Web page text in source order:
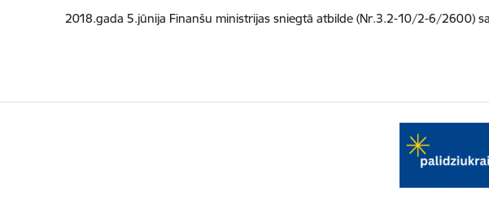
2018.gada 5.jūnija Finanšu ministrijas sniegtā atbilde (Nr.3.2-10/2-6/2600)